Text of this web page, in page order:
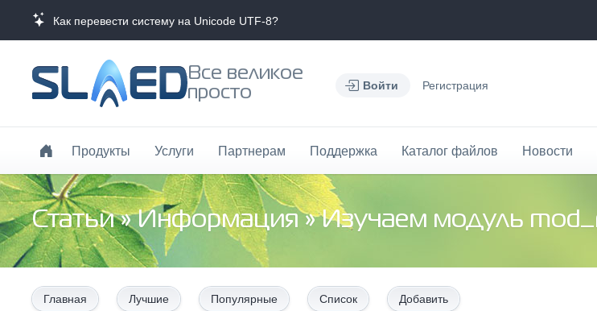
Как перевести систему на Unicode UTF-8?
Все великое
просто
Войти Регистрация
Продукты Услуги Партнерам Поддержка Каталог файлов Новости
Статьи»Информация» Изучаем модуль
Главная Лучшие Популярные Список Добавить